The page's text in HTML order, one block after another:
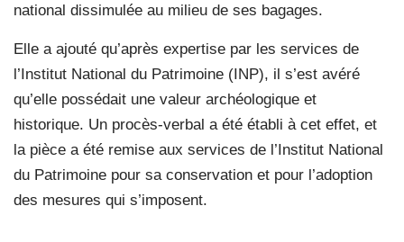
national dissimulée au milieu de ses bagages.
Elle a ajouté qu’après expertise par les services de
l’Institut National du Patrimoine (INP), il s’est avéré
qu’elle possédait une valeur archéologique et
historique. Un procès-verbal a été établi à cet effet, et
la pièce a été remise aux services de l’Institut National
du Patrimoine pour sa conservation et pour l’adoption
des mesures qui s’imposent.